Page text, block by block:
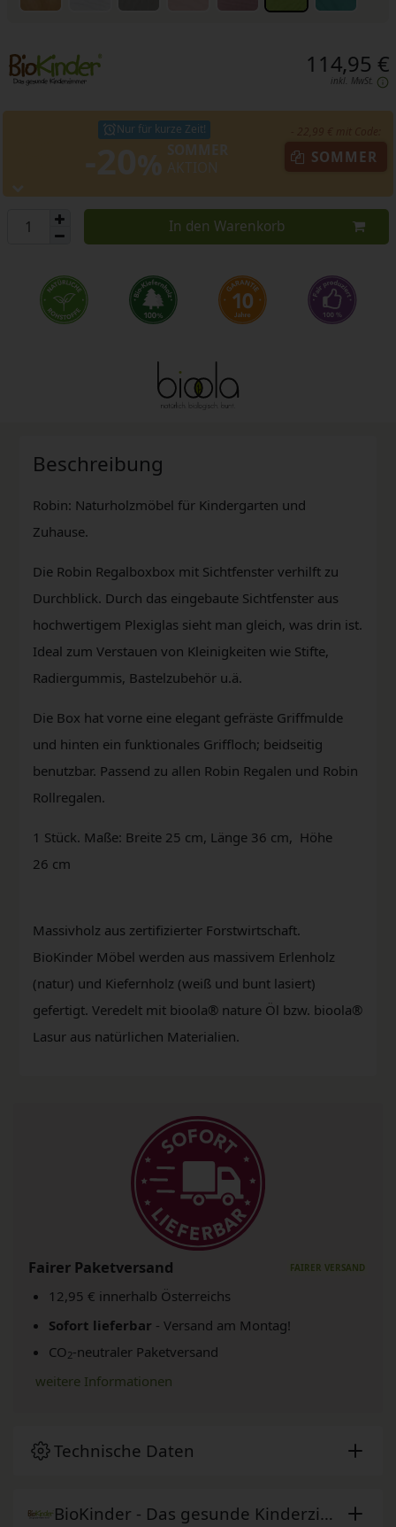
114,95 €
inkl. MwSt.
Nur für kurze Zeit!
SOMMER
In den Warenkorb
Beschreibung
Robin: Naturholzmöbel für Kindergarten und
Zuhause.
Die Robin Regalboxbox mit Sichtfenster verhilft zu
Durchblick. Durch das eingebaute Sichtfenster aus
hochwertigem Plexiglas sieht man gleich, was drin ist.
Ideal zum Verstauen von Kleinigkeiten wie Stifte,
Radiergummis, Bastelzubehör u.ä.
Die Box hat vorne eine elegant gefräste Griffmulde
und hinten ein funktionales Griffloch; beidseitig
benutzbar. Passend zu allen Robin Regalen und Robin
Rollregalen.
1 Stück. Maße: Breite 25 cm, Länge 36 cm, Höhe
26 cm
Massivholz aus zertifizierter Forstwirtschaft.
BioKinder Möbel werden aus massivem Erlenholz
(natur) und Kiefernholz (weiß und bunt lasiert)
gefertigt. Veredelt mit bioola® nature Öl bzw. bioola®
Lasur aus natürlichen Materialien.
Fairer Paketversand
12,95 € innerhalb Österreichs
Sofort lieferbar - Versand am Montag!
CO2-neutraler Paketversand
weitere Informationen
Technische Daten
BioKinder - Das gesunde Kinderzimmer